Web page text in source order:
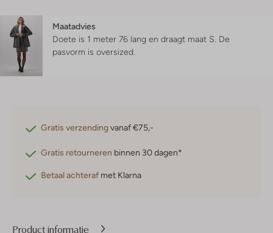
Maatadvies
Doete is 1 meter 76 lang en draagt maat S. De
pasvorm is oversized
Gratis verzendingvanaf €75,-
Gratis retourneren binnen 30 dagen*
Betaal achteraf met Klarna
Product informatie